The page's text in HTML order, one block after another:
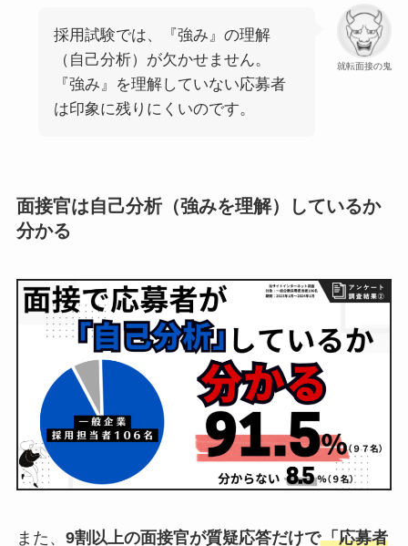
就転面接の鬼
採用試験では、『強み』の理解
（自己分析）が欠かせません。
『強み』を理解していない応募者
は印象に残りにくいのです。
面接官は自己分析（強みを理解）しているか
分かる
また、 9割以上の面接官が質疑応答だけで「応募者